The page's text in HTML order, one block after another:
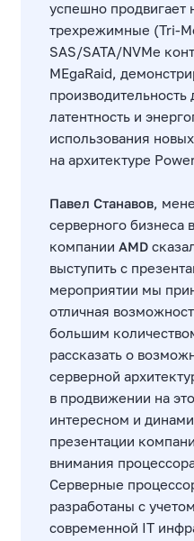
успешно продвигает
трехрежимные (Tri-
SAS/SATA/NVMe
MEgaRaid,
латентность и
использования
на архитектуре
Павел Станавов,
серверного бизнеса
компанииAMD
выступить с
мероприятии мы
отличная
большим
рассказать о
серверной
в продвижении на
интересном и
презентации
внимания
Серверные
разработаны с
современной IT